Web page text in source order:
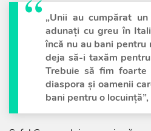
„Unii au cumpărat
adunați cu greu în
încă nu au bani pentru
deja să-i taxăm
Trebuie să fim
diaspora și oamenii
bani pentru o